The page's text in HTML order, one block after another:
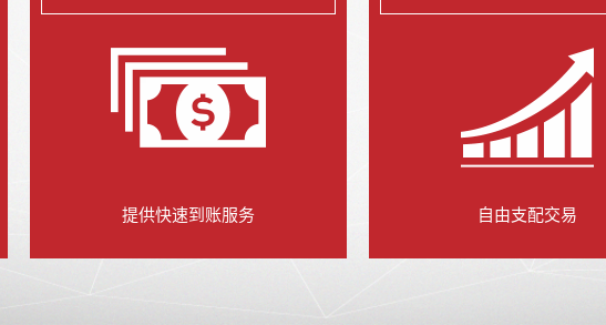
提供快速到账服务 自由支配交易